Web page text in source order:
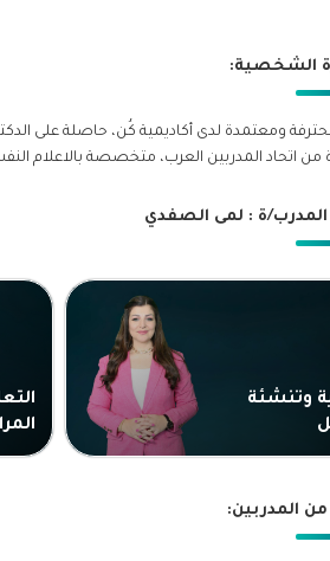
الشخصية:
ومعتمدة لدى أكاديمية كُن، حاصلة على
من اتحاد المدربين العرب، متخصصة بالاعلام
المدرب/ة : لمى الصفدي
وتنشئة
من المدربين: